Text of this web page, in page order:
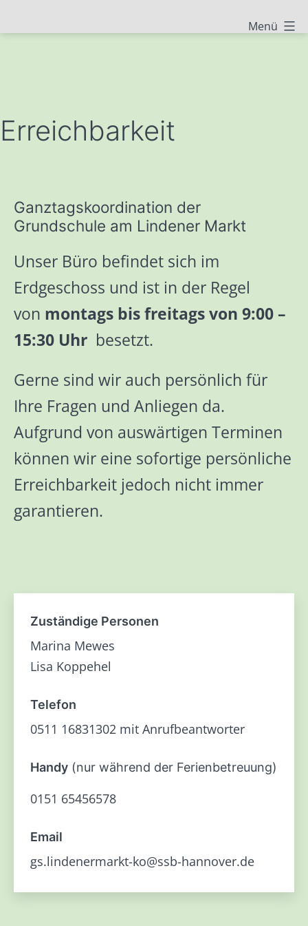
Inhalt
-
Eine
alle
Menü
Erreichbarkeit
Ganztagskoordination der
Grundschule am Lindener Markt
Unser Büro befindet sich im
Erdgeschoss und ist in der Regel
von montags bis freitags von 9:00 –
15:30 Uhr besetzt.
Gerne sind wir auch persönlich für
Ihre Fragen und Anliegen da.
Aufgrund von auswärtigen Terminen
können wir eine sofortige persönliche
Erreichbarkeit jedoch nicht immer
garantieren.
Zuständige Personen
Marina Mewes
Lisa Koppehel
Telefon
0511 16831302 mit Anrufbeantworter
Handy (nur während der Ferienbetreuung)
0151 65456578
Email
gs.lindenermarkt-ko@ssb-hannover.de